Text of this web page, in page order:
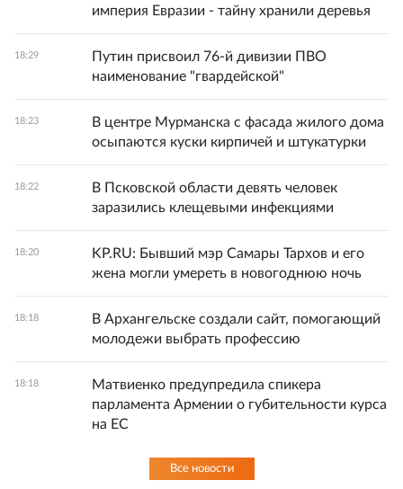
империя Евразии - тайну хранили деревья
18:29
Путин присвоил 76-й дивизии ПВО
наименование "гвардейской"
18:23
В центре Мурманска с фасада жилого дома
осыпаются куски кирпичей и штукатурки
18:22
В Псковской области девять человек
заразились клещевыми инфекциями
18:20
KP.RU: Бывший мэр Самары Тархов и его
жена могли умереть в новогоднюю ночь
18:18
В Архангельске создали сайт, помогающий
молодежи выбрать профессию
18:18
Матвиенко предупредила спикера
парламента Армении о губительности курса
на ЕС
Все новости